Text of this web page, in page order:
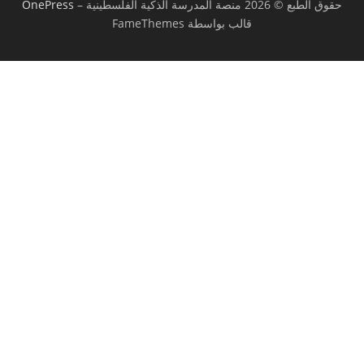
حقوق الطبع © 2026 منصة المدرسة الذكية الفلسطينية –
OnePress
قالب بواسطة FameThemes